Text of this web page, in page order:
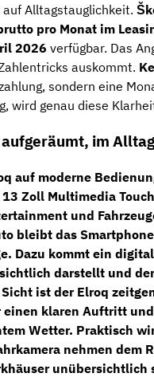
Alltagstauglichkeit.
pro Monat im
2026 verfügbar. Das
auskommt.
sondern eine
wird genau diese
im
auf moderne
13 Zoll Multimedia
und
bleibt das
Dazu kommt ein
darstellt und
ist der Elroq
klaren Auftritt
Wetter. Praktisch
nehmen dem
unübersichtlich